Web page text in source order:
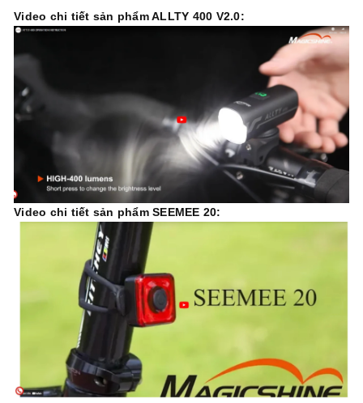
Video chi tiết sản phẩm ALLTY 400 V2.0:
Video chi tiết sản phẩm SEEMEE 20: